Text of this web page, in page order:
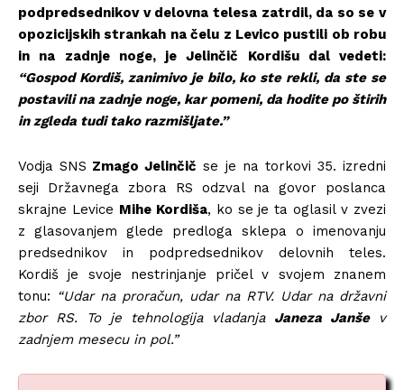
podpredsednikov v delovna telesa zatrdil, da so se v
opozicijskih strankah na čelu z Levico pustili ob robu
in na zadnje noge, je Jelinčič Kordišu dal vedeti:
“Gospod Kordiš, zanimivo je bilo, ko ste rekli, da ste se
postavili na zadnje noge, kar pomeni, da hodite po štirih
in zgleda tudi tako razmišljate.”
Vodja SNS Zmago Jelinčič se je na torkovi 35. izredni
seji Državnega zbora RS odzval na govor poslanca
skrajne Levice Mihe Kordiša, ko se je ta oglasil v zvezi
z glasovanjem glede predloga sklepa o imenovanju
predsednikov in podpredsednikov delovnih teles.
Kordiš je svoje nestrinjanje pričel v svojem znanem
tonu: “Udar na proračun, udar na RTV. Udar na državni
zbor RS. To je tehnologija vladanja Janeza Janšev
zadnjem mesecu in pol.”